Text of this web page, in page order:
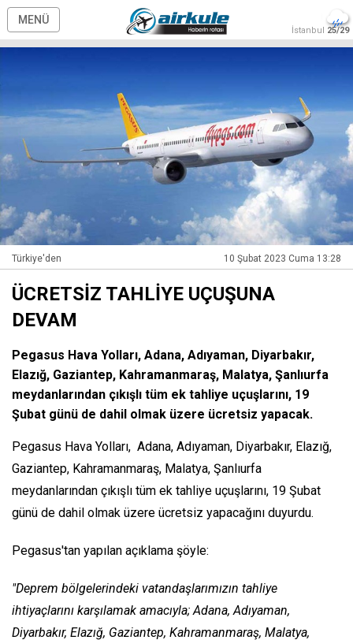
MENÜ
İstanbul 25/29
Türkiye'den 10 Şubat 2023 Cuma 13:28
ÜCRETSİZ TAHLİYE UÇUŞUNA
DEVAM
Pegasus Hava Yolları, Adana, Adıyaman, Diyarbakır,
Elazığ, Gaziantep, Kahramanmaraş, Malatya, Şanlıurfa
meydanlarından çıkışlı tüm ek tahliye uçuşlarını, 19
Şubat günü de dahil olmak üzere ücretsiz yapacak.
Pegasus Hava Yolları, Adana, Adıyaman, Diyarbakır, Elazığ,
Gaziantep, Kahramanmaraş, Malatya, Şanlıurfa
meydanlarından çıkışlı tüm ek tahliye uçuşlarını, 19 Şubat
günü de dahil olmak üzere ücretsiz yapacağını duyurdu.
Pegasus'tan yapılan açıklama şöyle:
"Deprem bölgelerindeki vatandaşlarımızın tahliye
ihtiyaçlarını karşılamak amacıyla; Adana, Adıyaman,
Diyarbakır, Elazığ, Gaziantep, Kahramanmaraş, Malatya,